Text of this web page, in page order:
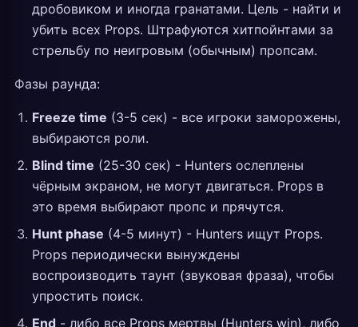
дробовиком и иногда гранатами. Цель - найти и
убить всех Props. Штрафуются хитпойнтами за
стрельбу по неигровым (обычным) пропсам.
Фазы раунда:
Freeze time (3-5 сек) - все игроки заморожены,
выбираются роли.
Blind time (25-30 сек) - Hunters ослеплены
чёрным экраном, не могут двигаться. Props в
это время выбирают пропс и прячутся.
Hunt phase (4-5 минут) - Hunters ищут Props.
Props периодически вынуждены
воспроизводить таунт (звуковая фраза), чтобы
упростить поиск.
End - либо все Props мертвы (Hunters win), либо